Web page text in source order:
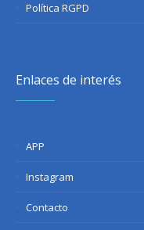
Política RGPD
Enlaces de interés
APP
Instagram
Contacto